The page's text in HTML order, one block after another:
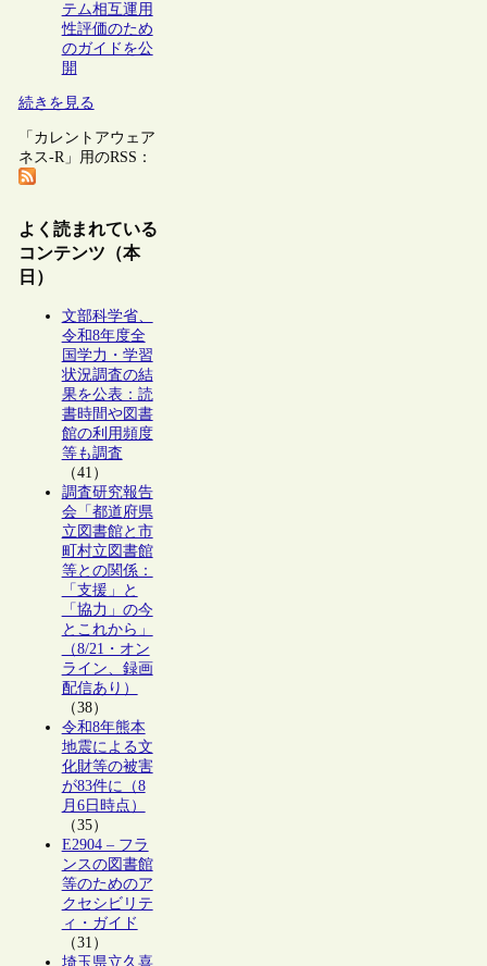
テム相互運用
性評価のため
のガイドを公
開
続きを見る
「カレントアウェア
ネス-R」用のRSS：
よく読まれている
コンテンツ（本
日）
文部科学省、
令和8年度全
国学力・学習
状況調査の結
果を公表：読
書時間や図書
館の利用頻度
等も調査
（41）
調査研究報告
会「都道府県
立図書館と市
町村立図書館
等との関係：
「支援」と
「協力」の今
とこれから」
（8/21・オン
ライン、録画
配信あり）
（38）
令和8年熊本
地震による文
化財等の被害
が83件に（8
月6日時点）
（35）
E2904 – フラ
ンスの図書館
等のためのア
クセシビリテ
ィ・ガイド
（31）
埼玉県立久喜